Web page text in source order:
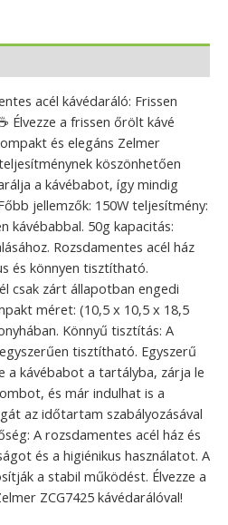
acél kávédaráló: Frissen
Élvezze a frissen őrölt kávé
és elegáns Zelmer
köszönhetően
a kávébabot, így mindig
jellemzők: 150W teljesítmény:
kávébabbal. 50g kapacitás:
Rozsdamentes acél ház
és könnyen tisztítható.
csak zárt állapotban engedi
méret: (10,5 x 10,5 x 18,5
Könnyű tisztítás: A
tisztítható. Egyszerű
a kávébabot a tartályba, zárja le
és már indulhat is a
az időtartam szabályozásával
A rozsdamentes acél ház és
és a higiénikus használatot. A
a stabil működést. Élvezze a
ZCG7425 kávédarálóval!